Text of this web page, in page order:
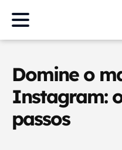
Domine o
Instagram:
passos